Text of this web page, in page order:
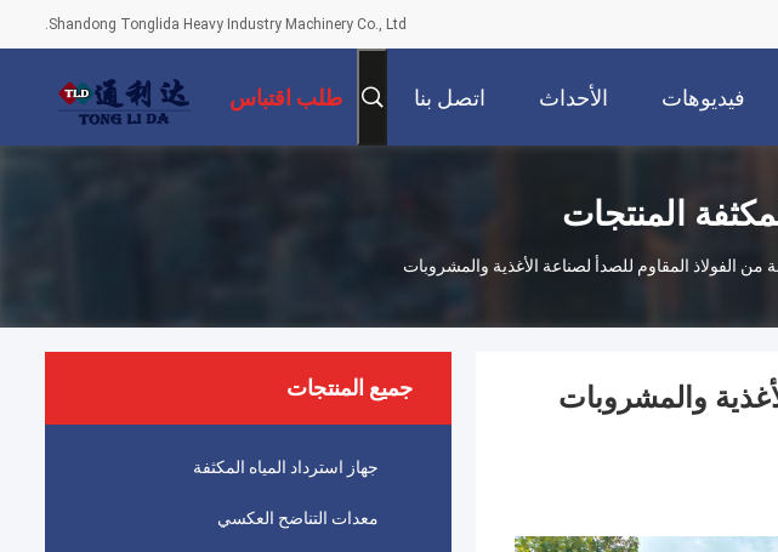
Shandong Tonglida Heavy Industry Machinery Co., Ltd.
فيديوهات الأحداث اتصل بنا طلب اقتباس
المنتجات
من الفولاذ المقاوم للصدأ لصناعة الأغذية والمشروبات
جميع المنتجات
جهاز استرداد المياه المكثفة
معدات التناضح العكسي
والمشروبات